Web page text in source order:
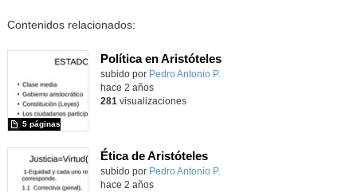
Contenidos relacionados:
Política en Aristóteles
Contenido educativo.
subido por Pedro Antonio P.
5 páginas
hace 2 años
281 visualizaciones
Ética de Aristóteles
Contenido educativo.
subido por Pedro Antonio P.
hace 2 años